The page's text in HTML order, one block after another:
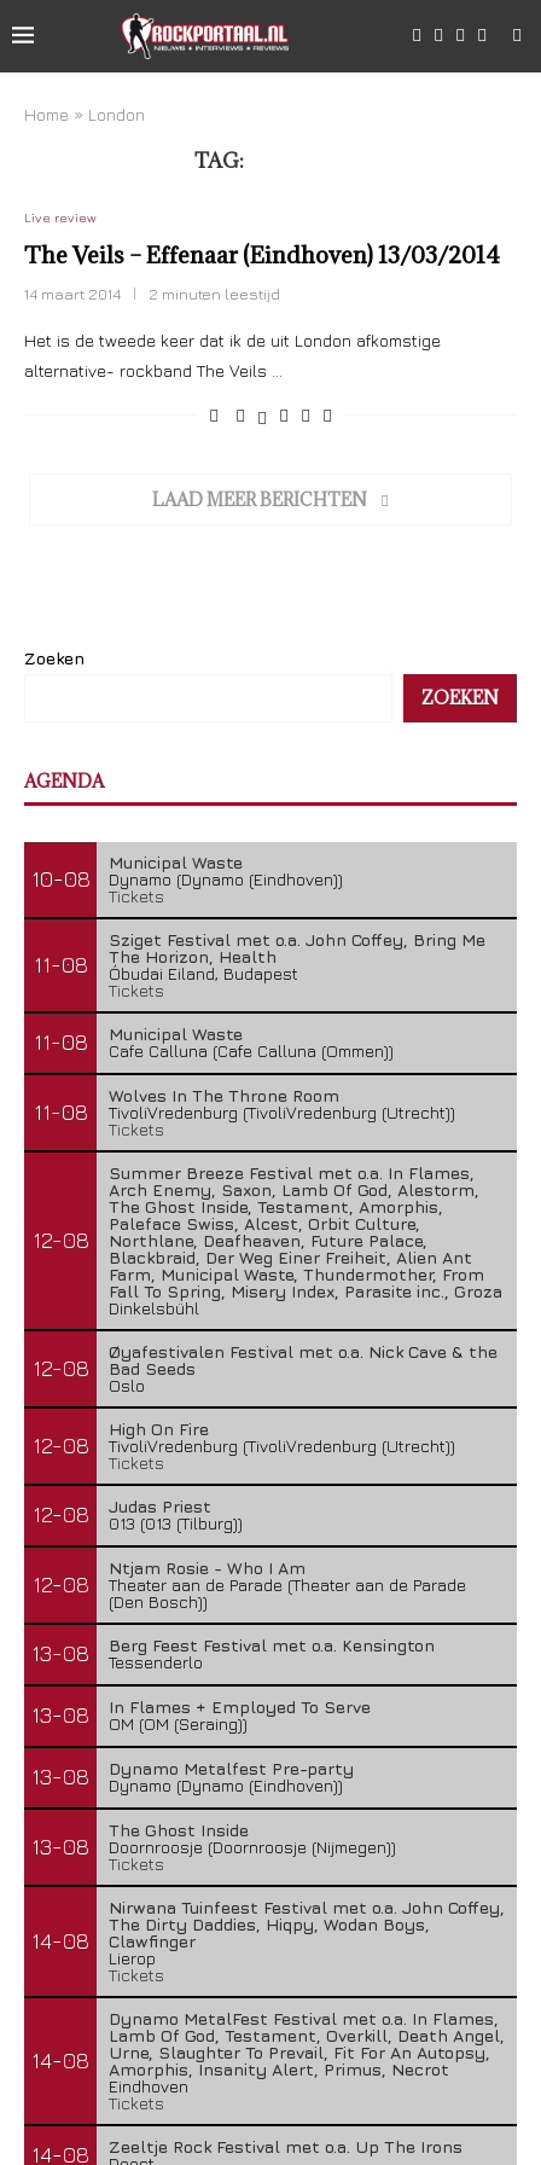
Home » London
TAG:
Live review
The Veils – Effenaar (Eindhoven) 13/03/2014
14 maart 2014 2 minuten leestijd
Het is de tweede keer dat ik de uit London afkomstige
alternative- rockband The Veils …
LAAD MEER BERICHTEN
Zoeken
ZOEKEN
AGENDA
10-08
Municipal Waste
Dynamo (Dynamo (Eindhoven))
Tickets
11-08
Sziget Festival met o.a. John Coffey, Bring Me
The Horizon, Health
Óbudai Eiland, Budapest
Tickets
11-08
Municipal Waste
Cafe Calluna (Cafe Calluna (Ommen))
11-08
Wolves In The Throne Room
TivoliVredenburg (TivoliVredenburg (Utrecht))
Tickets
12-08
Summer Breeze Festival met o.a. In Flames,
Arch Enemy, Saxon, Lamb Of God, Alestorm,
The Ghost Inside, Testament, Amorphis,
Paleface Swiss, Alcest, Orbit Culture,
Northlane, Deafheaven, Future Palace,
Blackbraid, Der Weg Einer Freiheit, Alien Ant
Farm, Municipal Waste, Thundermother, From
Fall To Spring, Misery Index, Parasite inc., Groza
Dinkelsbühl
12-08
Øyafestivalen Festival met o.a. Nick Cave & the
Bad Seeds
Oslo
12-08
High On Fire
TivoliVredenburg (TivoliVredenburg (Utrecht))
Tickets
12-08
Judas Priest
013 (013 (Tilburg))
12-08
Ntjam Rosie - Who I Am
Theater aan de Parade (Theater aan de Parade
(Den Bosch))
13-08
Berg Feest Festival met o.a. Kensington
Tessenderlo
13-08
In Flames + Employed To Serve
OM (OM (Seraing))
13-08
Dynamo Metalfest Pre-party
Dynamo (Dynamo (Eindhoven))
13-08
The Ghost Inside
Doornroosje (Doornroosje (Nijmegen))
Tickets
14-08
Nirwana Tuinfeest Festival met o.a. John Coffey,
The Dirty Daddies, Hiqpy, Wodan Boys,
Clawfinger
Lierop
Tickets
14-08
Dynamo MetalFest Festival met o.a. In Flames,
Lamb Of God, Testament, Overkill, Death Angel,
Urne, Slaughter To Prevail, Fit For An Autopsy,
Amorphis, Insanity Alert, Primus, Necrot
Eindhoven
Tickets
14-08
Zeeltje Rock Festival met o.a. Up The Irons